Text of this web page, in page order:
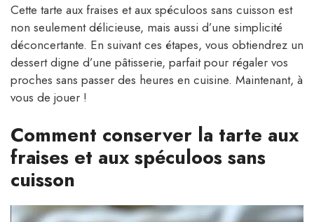
Cette tarte aux fraises et aux spéculoos sans cuisson est
non seulement délicieuse, mais aussi d’une simplicité
déconcertante. En suivant ces étapes, vous obtiendrez un
dessert digne d’une pâtisserie, parfait pour régaler vos
proches sans passer des heures en cuisine. Maintenant, à
vous de jouer !
Comment conserver la tarte aux
fraises et aux spéculoos sans
cuisson